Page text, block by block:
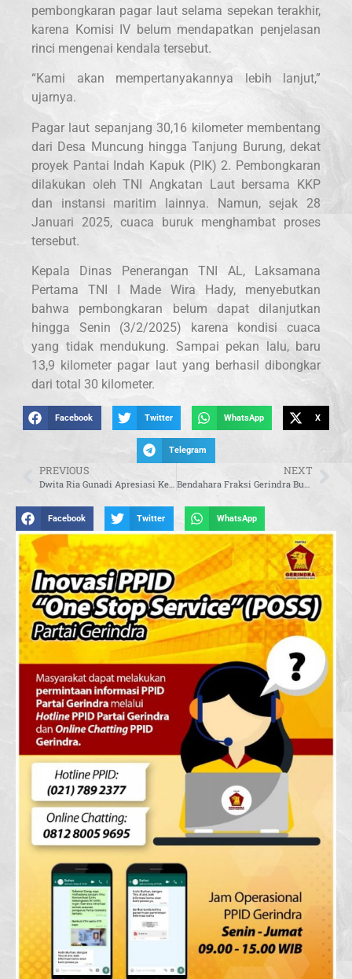
pembongkaran pagar laut selama sepekan terakhir,
karena Komisi IV belum mendapatkan penjelasan
rinci mengenai kendala tersebut.
“Kami akan mempertanyakannya lebih lanjut,”
ujarnya.
Pagar laut sepanjang 30,16 kilometer membentang
dari Desa Muncung hingga Tanjung Burung, dekat
proyek Pantai Indah Kapuk (PIK) 2. Pembongkaran
dilakukan oleh TNI Angkatan Laut bersama KKP
dan instansi maritim lainnya. Namun, sejak 28
Januari 2025, cuaca buruk menghambat proses
tersebut.
Kepala Dinas Penerangan TNI AL, Laksamana
Pertama TNI I Made Wira Hady, menyebutkan
bahwa pembongkaran belum dapat dilanjutkan
hingga Senin (3/2/2025) karena kondisi cuaca
yang tidak mendukung. Sampai pekan lalu, baru
13,9 kilometer pagar laut yang berhasil dibongkar
dari total 30 kilometer.
Facebook Twitter WhatsApp X
Telegram
PREVIOUS NEXT
Facebook Twitter WhatsApp